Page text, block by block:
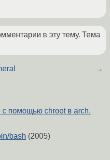
в эту тему. Тема
→
c помощью chroot в arch.
bash (2005)